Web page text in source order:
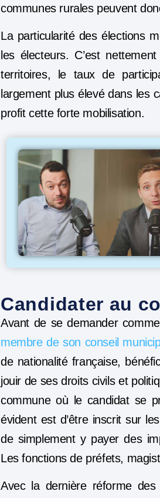
communes rurales peuvent
La particularité des élections
les électeurs. C’est
territoires, le taux de
largement plus élevé dans les
profit cette forte mobilisation.
Candidater au
Avant de se demander
membre de son conseil
de nationalité française,
jouir de ses droits civils et
commune où le candidat se
évident est d’être inscrit sur
de simplement y payer des
Les fonctions de préfets,
Avec la dernière réforme des